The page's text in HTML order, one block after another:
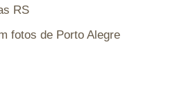
RS
fotos de Porto Alegre